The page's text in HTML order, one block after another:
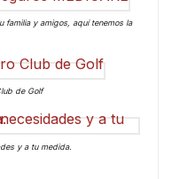
familia y amigos, aquí tenemos la
de Golf
y a tu medida.